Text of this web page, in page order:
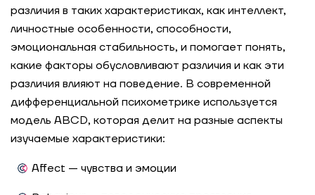
различия в таких характеристиках, как интеллект,
личностные особенности, способности,
эмоциональная стабильность, и помогает понять,
какие факторы обусловливают различия и как эти
различия влияют на поведение. В современной
дифференциальной психометрике используется
модель ABCD, которая делит на разные аспекты
изучаемые характеристики:
Affect — чувства и эмоции